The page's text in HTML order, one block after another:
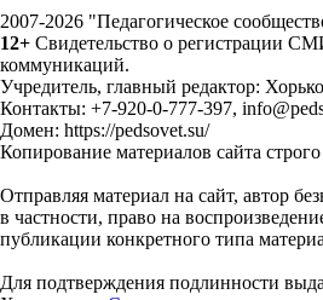
2007-2026 "Педагогическое
12+ Свидетельство о регистрации
коммуникаций.
Учредитель, главный редактор:
Контакты: +7-920-0-777-397,
Домен: https://pedsovet.su/
Копирование материалов сайта строго
Отправляя материал на сайт, автор
в частности, право на
публикации конкретного типа
Для подтверждения подлинности